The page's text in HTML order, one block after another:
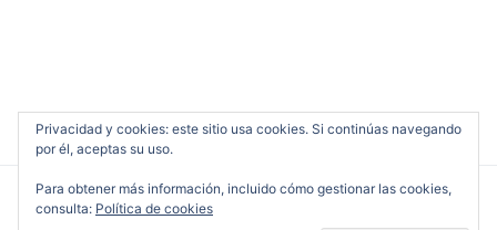
Privacidad y cookies: este sitio usa cookies. Si continúas navegando
por él, aceptas su uso.
Para obtener más información, incluido cómo gestionar las cookies,
consulta: Política de cookies